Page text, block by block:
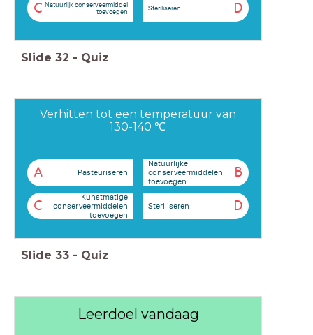
C Natuurlijk conserveermiddel
toevoegen
D
Steriliseren
Slide 32 - Quiz
Verhitten tot een temperatuur van
130-140 ℃
A Pasteuriseren B
Natuurlijke
conserveermiddelen
toevoegen
C
Kunstmatige
conserveermiddelen
toevoegen
D
Steriliseren
Slide 33 - Quiz
Leerdoel vandaag